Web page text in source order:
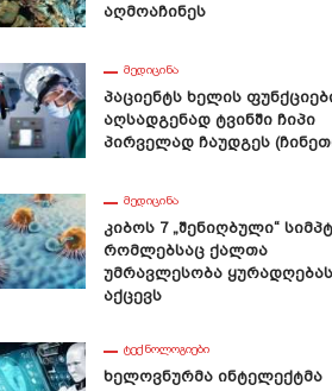
Აღმოაჩინეს
ᲛᲔᲓᲘᲪᲘᲜᲐ
Პაციენტს Ხელის
Აღსადგენად Ტვინში Ჩიპი
Პირველად Ჩაუდგეს
ᲛᲔᲓᲘᲪᲘᲜᲐ
Კიბოს 7 „შენიღბული“
Რომლებსაც Ქალთა
Უმრავლესობა
Აქცევს
ᲢᲔᲥᲜᲝᲚᲝᲒᲘᲔᲑᲘ
Ხელოვნურმა Ინტელექტმა